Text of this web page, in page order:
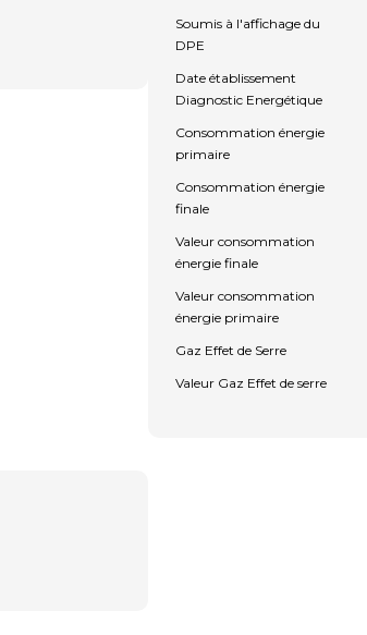
Soumis à l'affichage du
DPE
Date établissement
Diagnostic Energétique
Consommation énergie
primaire
Consommation énergie
finale
Valeur consommation
énergie finale
Valeur consommation
énergie primaire
Gaz Effet de Serre
Valeur Gaz Effet de serre